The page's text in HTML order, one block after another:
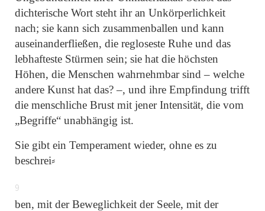
dichterische Wort steht ihr an Unkörperlichkeit
nach; sie kann sich zusammenballen und kann
auseinanderfließen, die regloseste Ruhe und das
lebhafteste Stürmen sein; sie hat die höchsten
Höhen, die Menschen wahrnehmbar sind – welche
andere Kunst hat das? –, und ihre Empfindung trifft
die menschliche Brust mit jener Intensität, die vom
„Begriffe“ unabhängig ist.
Sie gibt ein Temperament wieder, ohne es zu
beschrei⸗
9
ben, mit der Beweglichkeit der Seele, mit der